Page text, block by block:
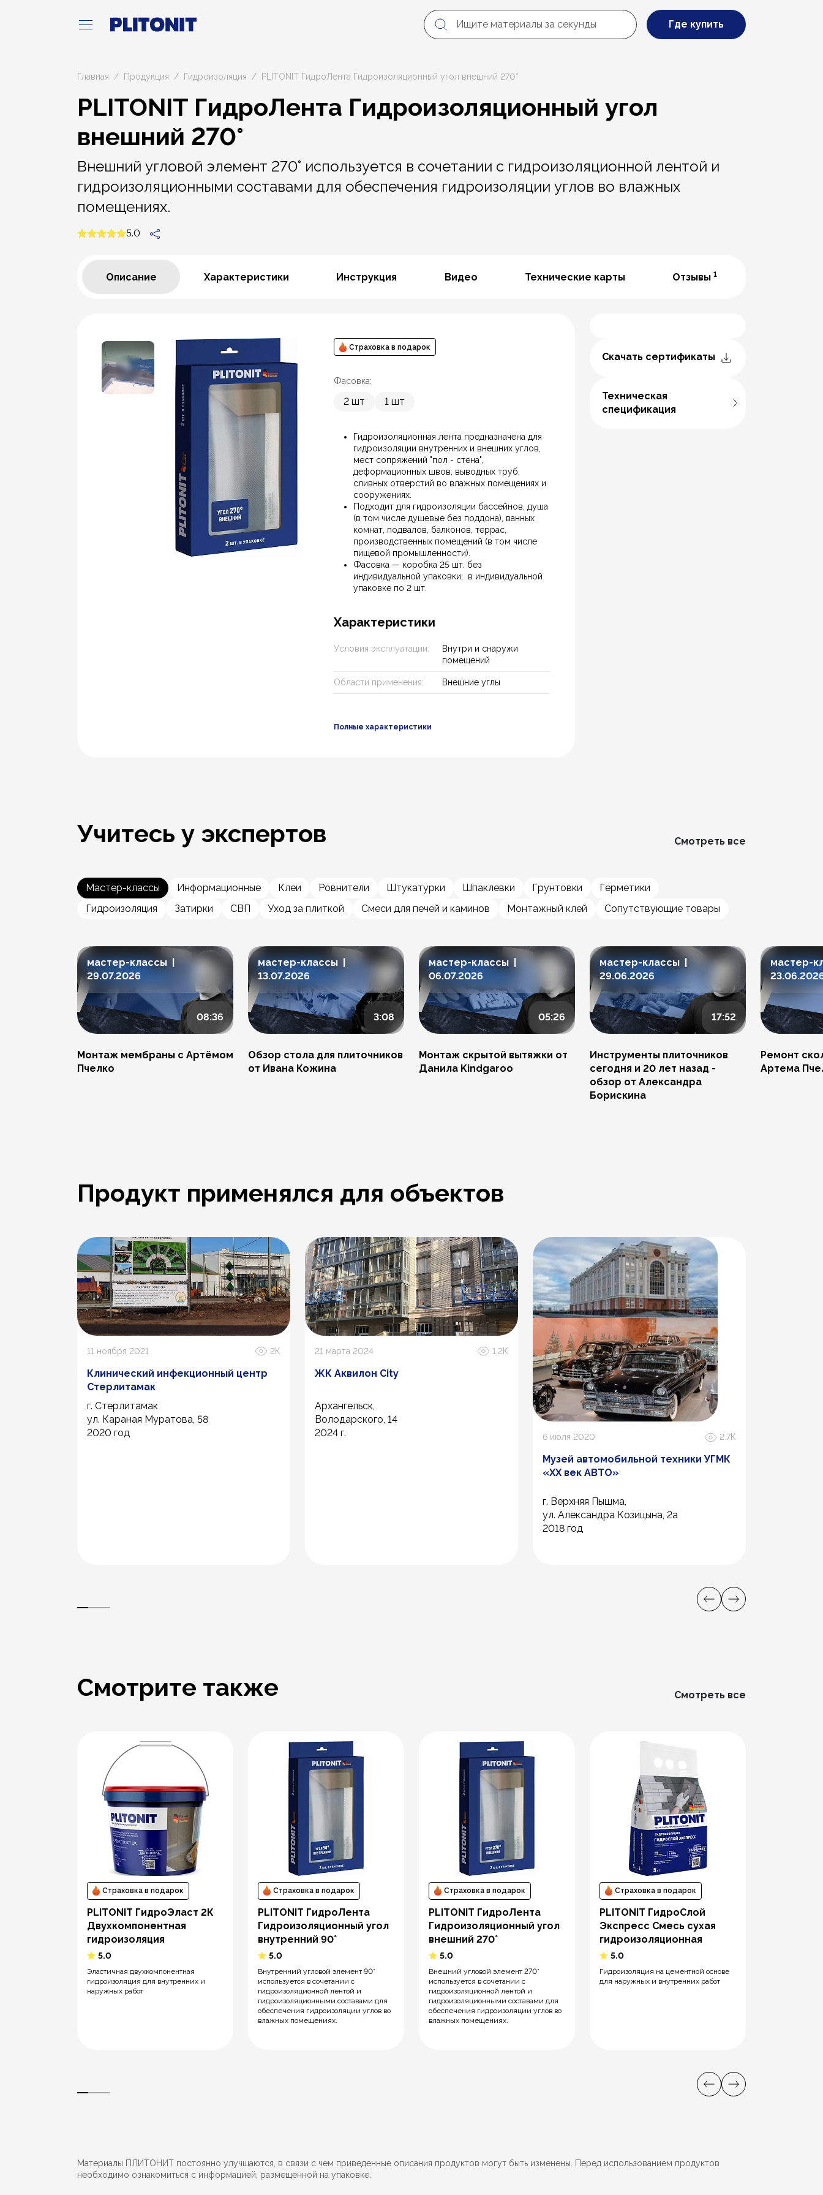
Где купить
Главная Продукция Гидроизоляция PLITONIT ГидроЛента Гидроизоляционный угол внешний 270°
PLITONIT ГидроЛента Гидроизоляционный угол
внешний 270°
Внешний угловой элемент 270° используется в сочетании с гидроизоляционной лентой и
гидроизоляционными составами для обеспечения гидроизоляции углов во влажных
помещениях.
5.0
Описание Характеристики Инструкция Видео Технические карты Отзывы1
Страховка в подарок
Фасовка:
2 шт 1 шт
Гидроизоляционная лента предназначена для
гидроизоляции внутренних и внешних углов,
мест сопряжений "пол - стена",
деформационных швов, выводных труб,
сливных отверстий во влажных помещениях и
сооружениях.
Подходит для гидроизоляции бассейнов, душа
(в том числе душевые без поддона), ванных
комнат, подвалов, балконов, террас,
производственных помещений (в том числе
пищевой промышленности).
Фасовка — коробка 25 шт. без
индивидуальной упаковки; в индивидуальной
упаковке по 2 шт.
Характеристики
Условия эксплуатации:
Внутри и снаружи
помещений
Области применения: Внешние углы
Полные характеристики
Скачать сертификаты
Техническая
спецификация
Учитесь у экспертов Смотреть все
Мастер-классы Информационные Клеи Ровнители Штукатурки Шпаклевки Грунтовки
Герметики
Гидроизоляция
Затирки СВП Уход за плиткой Смеси для печей и каминов Монтажный клей Сопутствующие товары
мастер-классы |
29.07.2026
08:36
Монтаж мембраны с Артёмом
Пчелко
мастер-классы |
13.07.2026
3:08
Обзор стола для плиточников
от Ивана Кожина
мастер-классы |
06.07.2026
05:26
Монтаж скрытой вытяжки от
Данила Kindgaroo
мастер-классы |
29.06.2026
17:52
Инструменты плиточников
сегодня и 20 лет назад -
обзор от Александра
Борискина
мастер-
Ремонт
Артема
Продукт применялся для объектов
11 ноября 2021 2К
Клинический инфекционный центр
Стерлитамак
г. Стерлитамак
ул. Караная Муратова, 58
2020 год
21 марта 2024 1.2К
ЖК Аквилон City
Архангельск,
Володарского, 14
2024 г.
6 июля 2020 2.7К
Музей автомобильной техники УГМК
«ХХ век АВТО»
г. Верхняя Пышма,
ул. Александра Козицына, 2а
2018 год
Смотрите также Смотреть все
Страховка в подарок
PLITONIT ГидроЭласт 2К
Двухкомпонентная
гидроизоляция
5.0
Эластичная двухкомпонентная
гидроизоляция для внутренних и
наружных работ
Страховка в подарок
PLITONIT ГидроЛента
Гидроизоляционный угол
внутренний 90°
5.0
Внутренний угловой элемент 90°
используется в сочетании с
гидроизоляционной лентой и
гидроизоляционными составами для
обеспечения гидроизоляции углов во
влажных помещениях.
Страховка в подарок
PLITONIT ГидроЛента
Гидроизоляционный угол
внешний 270°
5.0
Внешний угловой элемент 270°
используется в сочетании с
гидроизоляционной лентой и
гидроизоляционными составами для
обеспечения гидроизоляции углов во
влажных помещениях.
Страховка в подарок
PLITONIT ГидроСлой
Экспресс Смесь сухая
гидроизоляционная
5.0
Гидроизоляция на цементной основе
для наружных и внутренних работ
Материалы ПЛИТОНИТ постоянно улучшаются, в связи с чем приведенные описания продуктов могут быть изменены. Перед использованием продуктов
необходимо ознакомиться с информацией, размещенной на упаковке.